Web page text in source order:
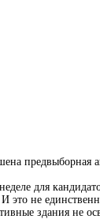
предвыборная
неделе для
это не
здания не